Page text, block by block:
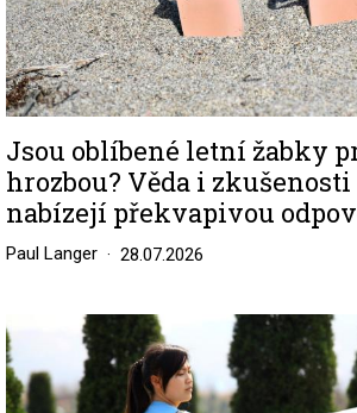
Jsou oblíbené letní žabky
hrozbou? Věda i
nabízejí překvapivou
Paul Langer 28.07.2026
Image